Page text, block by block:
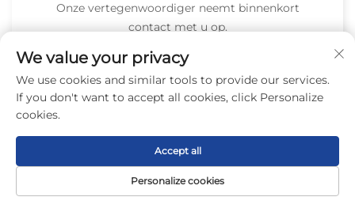
Onze vertegenwoordiger neemt binnenkort
contact met u op.
0/100
E-mail
0/100
Startpagina Product Over CONTACT
We value your privacy
We use cookies and similar tools to provide our services.
If you don't want to accept all cookies, click Personalize
cookies.
Personalize cookies
Accept all